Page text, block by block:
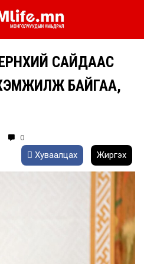
САЙДААС
БАЙГАА,
0
Хуваалцах Жиргэх